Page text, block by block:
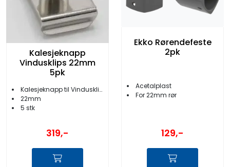
Kalesjeknapp
Vindusklips 22mm
5pk
Kalesjeknapp til Vindusklips
22mm
5 stk
319,-
Ekko Rørendefeste
2pk
Acetalplast
For 22mm rør
129,-